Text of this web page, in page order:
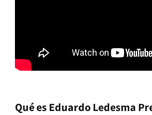
Qué es Eduardo Ledesma